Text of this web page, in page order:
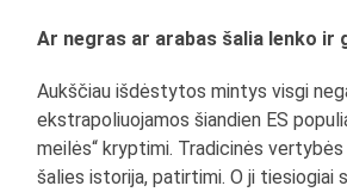
Ar negras ar arabas šalia lenko ir
Aukščiau išdėstytos mintys visgi
ekstrapoliuojamos šiandien ES
meilės“ kryptimi. Tradicinės
šalies istorija, patirtimi. O ji tiesiogiai